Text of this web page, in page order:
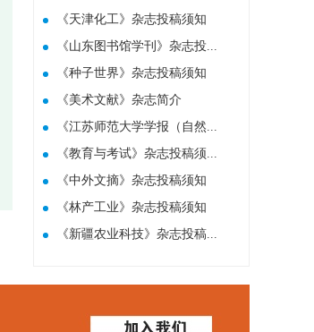
《天津化工》杂志投稿须知
《山东图书馆学刊》杂志投...
《种子世界》杂志投稿须知
​《美术文献》杂志简介
《江苏师范大学学报（自然...
《教育与考试》杂志投稿须...
《中外文摘》杂志投稿须知
《林产工业》杂志投稿须知
《新疆农业科技》杂志投稿...